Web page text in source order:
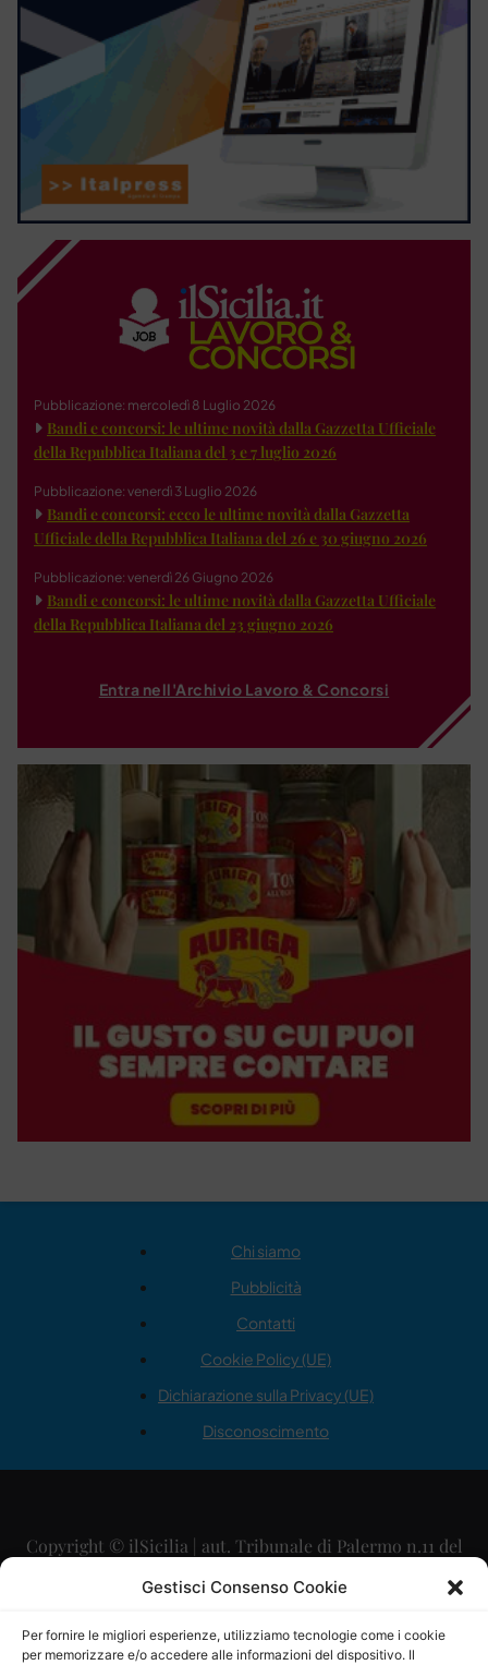
Gestisci Consenso Cookie
Per fornire le migliori esperienze, utilizziamo tecnologie come i cookie
per memorizzare e/o accedere alle informazioni del dispositivo. Il
Pubblicazione: mercoledì 8 Luglio 2026
Bandi e concorsi: le ultime novità dalla Gazzetta Ufficiale
della Repubblica Italiana del 3 e 7 luglio 2026
Pubblicazione: venerdì 3 Luglio 2026
Bandi e concorsi: ecco le ultime novità dalla Gazzetta
Ufficiale della Repubblica Italiana del 26 e 30 giugno 2026
Pubblicazione: venerdì 26 Giugno 2026
Bandi e concorsi: le ultime novità dalla Gazzetta Ufficiale
della Repubblica Italiana del 23 giugno 2026
Entra nell'Archivio Lavoro & Concorsi
Chi siamo
Pubblicità
Contatti
Cookie Policy (UE)
Dichiarazione sulla Privacy (UE)
Disconoscimento
Copyright © ilSicilia | aut. Tribunale di Palermo n.11 del
29/09/2015